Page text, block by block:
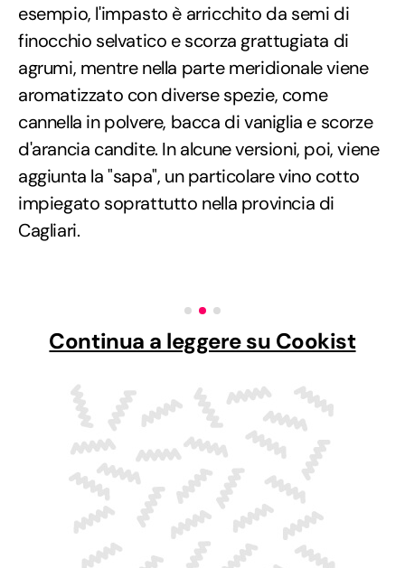
esempio, l'impasto è arricchito da semi di
finocchio selvatico e scorza grattugiata di
agrumi, mentre nella parte meridionale viene
aromatizzato con diverse spezie, come
cannella in polvere, bacca di vaniglia e scorze
d'arancia candite. In alcune versioni, poi, viene
aggiunta la "sapa", un particolare vino cotto
impiegato soprattutto nella provincia di
Cagliari.
Continua a leggere su Cookist